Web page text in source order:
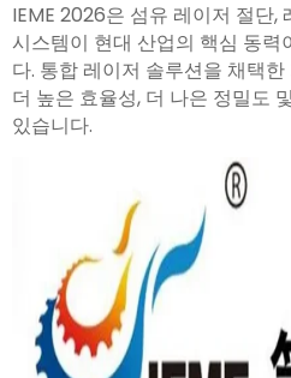
IEME 2026은 섬유 레이저 절단,
시스템이 현대 산업의 핵심 동력
다. 통합 레이저 솔루션을 채택
더 높은 효율성, 더 나은 정밀도
있습니다.